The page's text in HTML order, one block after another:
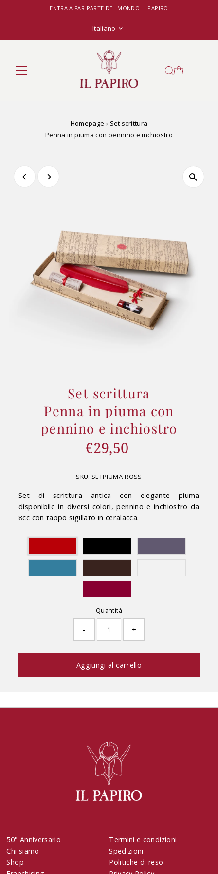
ENTRA A FAR PARTE DEL MONDO IL PAPIRO
Lingua
Italiano
Homepage › Set scrittura
Penna in piuma con pennino e inchiostro
Set scrittura
Penna in piuma con
pennino e inchiostro
Prezzo
di
€29,50
SKU: SETPIUMA-ROSS
Set di scrittura antica con elegante piuma
disponibile in diversi colori, pennino e inchiostro da
8cc con tappo sigillato in ceralacca.
Quantità
- +
50° Anniversario
Chi siamo
Shop
Termini e condizioni
Spedizioni
Politiche di reso